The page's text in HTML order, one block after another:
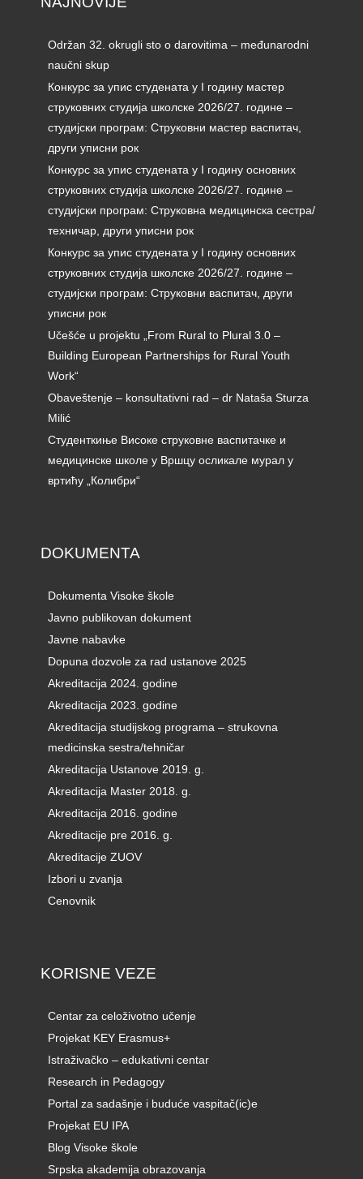
Održan 32. okrugli sto o darovitima – međunarodni
naučni skup
Конкурс за упис студената у I годину мастер
струковних студија школске 2026/27. године –
студијски програм: Струковни мастер васпитач,
други уписни рок
Конкурс за упис студената у I годину основних
струковних студија школске 2026/27. године –
студијски програм: Струковна медицинска сестра/
техничар, други уписни рок
Конкурс за упис студената у I годину основних
струковних студија школске 2026/27. године –
студијски програм: Струковни васпитач, други
уписни рок
Učešće u projektu „From Rural to Plural 3.0 –
Building European Partnerships for Rural Youth
Work“
Obaveštenje – konsultativni rad – dr Nataša Sturza
Milić
Студенткиње Високе струковне васпитачке и
медицинске школе у Вршцу осликале мурал у
вртићу „Колибри“
DOKUMENTA
Dokumenta Visoke škole
Javno publikovan dokument
Javne nabavke
Dopuna dozvole za rad ustanove 2025
Akreditacija 2024. godine
Akreditacija 2023. godine
Akreditacija studijskog programa – strukovna
medicinska sestra/tehničar
Akreditacija Ustanove 2019. g.
Akreditacija Master 2018. g.
Akreditacija 2016. godine
Akreditacije pre 2016. g.
Akreditacije ZUOV
Izbori u zvanja
Cenovnik
KORISNE VEZE
Centar za celoživotno učenje
Projekat KEY Erasmus+
Istraživačko – edukativni centar
Research in Pedagogy
Portal za sadašnje i buduće vaspitač(ic)e
Projekat EU IPA
Blog Visoke škole
Srpska akademija obrazovanja